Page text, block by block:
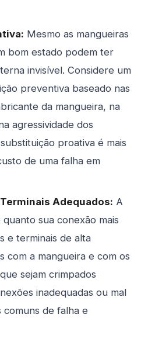
Mesmo as mangueiras
bom estado podem ter
invisível. Considere um
preventiva baseado nas
da mangueira, na
agressividade dos
proativa é mais
de uma falha em
Adequados: A
sua conexão mais
e terminais de alta
com a mangueira e com os
sejam crimpados
inadequadas ou mal
comuns de falha e